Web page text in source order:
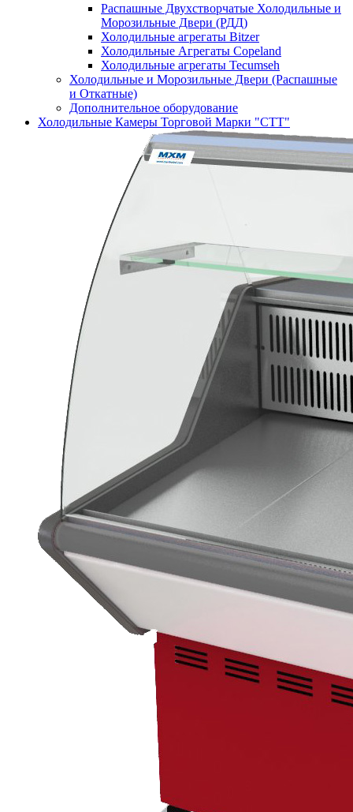
Распашные Двухстворчатые Холодильные и
Морозильные Двери (РДД)
Холодильные агрегаты Bitzer
Холодильные Агрегаты Copeland
Холодильные агрегаты Tecumseh
Холодильные и Морозильные Двери (Распашные
и Откатные)
Дополнительное оборудование
Холодильные Камеры Торговой Марки "СТТ"